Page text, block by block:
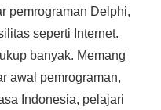
pemrograman Delphi,
seperti Internet.
banyak. Memang
awal pemrograman,
Indonesia, pelajari